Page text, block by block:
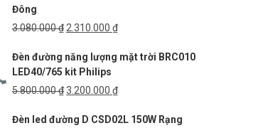
Đông
3.080.000₫ Giá
là:
3.080.000 ₫.
2.310.000 ₫Giá
tại
2.310.000 ₫.
Đèn đường năng lượng mặt trời BRC010
LED40/765 kit Philips
5.800.000₫Giá
là:
3.200.000 ₫Giá
tại
Đèn led đường D CSD02L 150W Rạng